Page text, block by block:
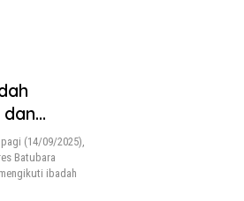
(14/09/2025),
Batubara
ibadah